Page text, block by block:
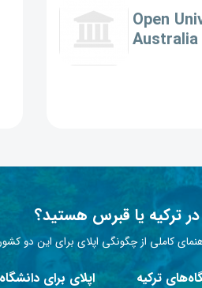
Open
Australia
ترکیه یا قبرس هستید؟
کاملی از چگونگی اپلای برای این دو کشور
ترکیه اپلای برای